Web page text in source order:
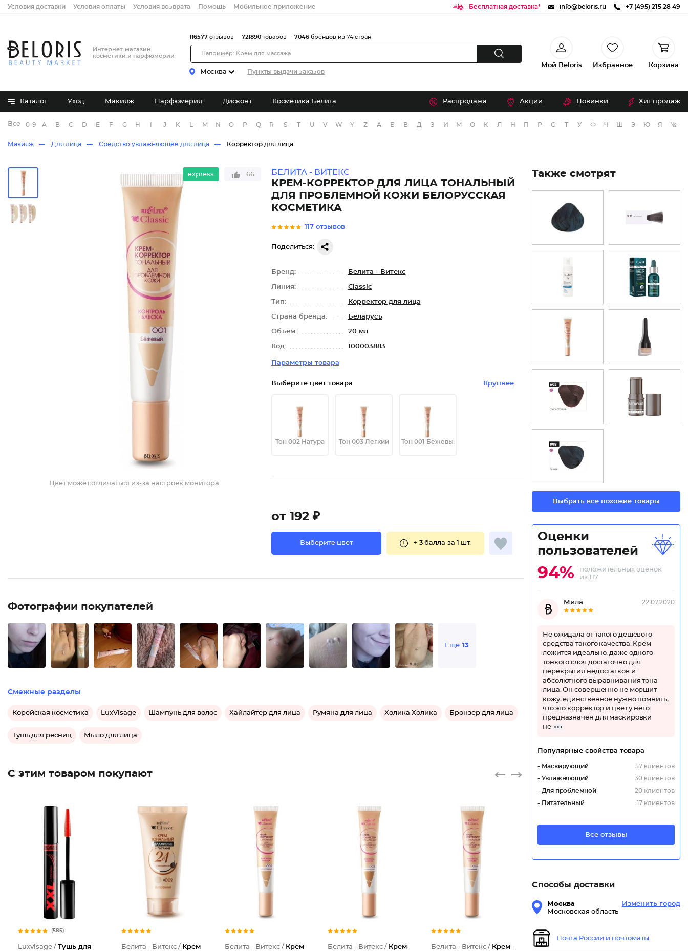
Условия доставки Условия оплаты Условия возврата Помощь Мобильное приложение Бесплатная доставка* info@beloris.ru +7 (495) 215 28 49
Интернет-магазин
косметики и парфюмерии
Москва Пункты выдачи заказов
116577 отзывов 721890 товаров 7046 брендов из 74 стран
Мой Beloris Избранное Корзина
Каталог Уход Макияж Парфюмерия Дисконт Косметика Белита Распродажа Акции Новинки Хит продаж
Все бренды
0-9 A B C D E F G H J K M N O P Q R S T U V W Y Z А Б В Д З И М О К Л Н П Р С Т У Ф Ч Э Ю Я №
Макияж Для лица Средство увлажняющее для лица Корректор для лица
express 66
Цвет может отличаться из-за настроек монитора
БЕЛИТА - ВИТЕКС
КРЕМ-КОРРЕКТОР ДЛЯ ЛИЦА ТОНАЛЬНЫЙ
ДЛЯ ПРОБЛЕМНОЙ КОЖИ БЕЛОРУССКАЯ
КОСМЕТИКА
117 отзывов
Поделиться:
Бренд: Белита - Витекс
Линия: Classic
Тип: Корректор для лица
Страна бренда: Беларусь
Объем: 20 мл
Код: 100003883
Параметры товара
Выберите цвет товара Крупнее
Тон 002 Натура Тон 003 Легкий Тон 001 Бежевы
от 192 ₽
Выберите цвет + 3 балла за 1 шт.
Фотографии покупателей
Еще 13
Смежные разделы
Корейская косметика LuxVisage Шампунь для волос Хайлайтер для лица Румяна для лица Холика Холика Бронзер для лица
Тушь для ресниц Мыло для лица
С этим товаром покупают
(585)
Luxvisage / Тушь для
Белита - Витекс / Крем
Белита - Витекс / Крем-
Белита - Витекс / Крем-
Белита - Витекс / Крем-
Также смотрят
Выбрать все похожие товары
Оценки
пользователей
94%
положительных оценок
из 117
Мила 22.07.2020
Не ожидала от такого дешевого
средства такого качества. Крем
ложится идеально, даже одного
тонкого слоя достаточно для
перекрытия недостатков и
абсолютного выравнивания тона
лица. Он совершенно не морщит
кожу, единственное нужно помнить,
что это корректор и цвет у него
предназначен для маскировки
не
Популярные свойства товара
- Маскирующий
57 клиентов
- Увлажняющий
30 клиентов
- Для проблемной
20 клиентов
- Питательный
17 клиентов
Все отзывы
Способы доставки
Москва
Московская область
Изменить город
Почта России и почтоматы